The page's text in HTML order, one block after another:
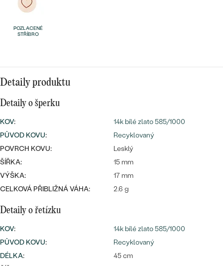
Wave kolekce
PROHLÉDNOUT
DIAMANTY
Personalizované
Nejprodávanější
prsteny
POZLACENÉ
STŘÍBRO
Detaily produktu
Detaily o šperku
KOV:
14k bílé zlato 585/1000
PŮVOD KOVU:
Recyklovaný
POVRCH KOVU:
Lesklý
ŠÍŘKA:
15 mm
VÝŠKA:
17 mm
CELKOVÁ PŘIBLIŽNÁ VÁHA:
2.6 g
Detaily o řetízku
KOV:
14k bílé zlato 585/1000
PŮVOD KOVU:
Recyklovaný
DÉLKA:
45 cm